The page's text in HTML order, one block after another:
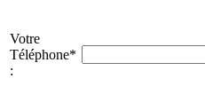
Votre
Téléphone*
: